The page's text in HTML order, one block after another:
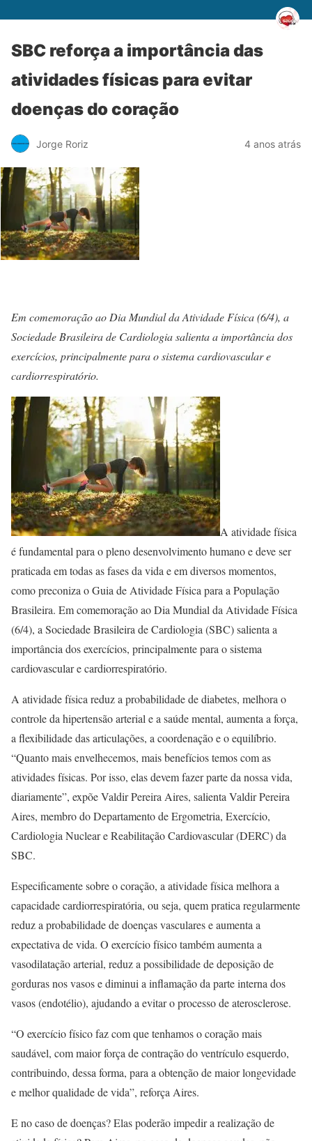
SBC reforça a importância das
atividades físicas para evitar
doenças do coração
Jorge Roriz 4 anos atrás
Em comemoração ao Dia Mundial da Atividade Física (6/4), a
Sociedade Brasileira de Cardiologia salienta a importância dos
exercícios, principalmente para o sistema cardiovascular e
cardiorrespiratório.
A atividade física
é fundamental para o pleno desenvolvimento humano e deve ser
praticada em todas as fases da vida e em diversos momentos,
como preconiza o Guia de Atividade Física para a População
Brasileira. Em comemoração ao Dia Mundial da Atividade Física
(6/4), a Sociedade Brasileira de Cardiologia (SBC) salienta a
importância dos exercícios, principalmente para o sistema
cardiovascular e cardiorrespiratório.
A atividade física reduz a probabilidade de diabetes, melhora o
controle da hipertensão arterial e a saúde mental, aumenta a força,
a flexibilidade das articulações, a coordenação e o equilíbrio.
“Quanto mais envelhecemos, mais benefícios temos com as
atividades físicas. Por isso, elas devem fazer parte da nossa vida,
diariamente”, expõe Valdir Pereira Aires, salienta Valdir Pereira
Aires, membro do Departamento de Ergometria, Exercício,
Cardiologia Nuclear e Reabilitação Cardiovascular (DERC) da
SBC.
Especificamente sobre o coração, a atividade física melhora a
capacidade cardiorrespiratória, ou seja, quem pratica regularmente
reduz a probabilidade de doenças vasculares e aumenta a
expectativa de vida. O exercício físico também aumenta a
vasodilatação arterial, reduz a possibilidade de deposição de
gorduras nos vasos e diminui a inflamação da parte interna dos
vasos (endotélio), ajudando a evitar o processo de aterosclerose.
“O exercício físico faz com que tenhamos o coração mais
saudável, com maior força de contração do ventrículo esquerdo,
contribuindo, dessa forma, para a obtenção de maior longevidade
e melhor qualidade de vida”, reforça Aires.
E no caso de doenças? Elas poderão impedir a realização de